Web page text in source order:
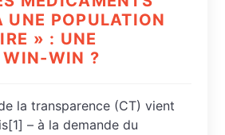
UNE POPULATION
» : UNE
WIN-WIN ?
la transparence (CT) vient
– à la demande du